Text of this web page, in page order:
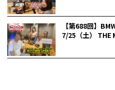
【第688回】
7/25（土） THE